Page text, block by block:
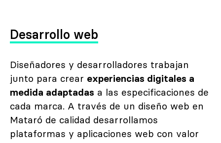
Desarrollo web
Diseñadores y desarrolladores trabajan
junto para crear experiencias digitales a
medida adaptadas a las especificaciones de
cada marca. A través de un diseño web en
Mataró de calidad desarrollamos
plataformas y aplicaciones web con valor